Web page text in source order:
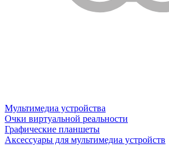
Мультимедиа устройства
Очки виртуальной реальности
Графические планшеты
Аксессуары для мультимедиа устройств